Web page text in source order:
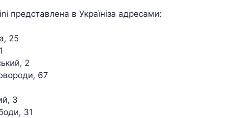
представлена в Україніза адресами:
25
2
67
3
31